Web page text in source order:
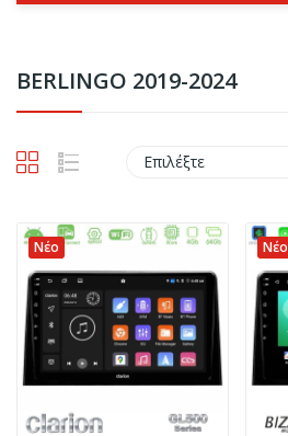
BERLINGO 2019-2024
Επιλέξτε
Νέο Νέο